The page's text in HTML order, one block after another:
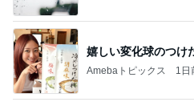
嬉しい変化球のつけ
Amebaトピックス 1日